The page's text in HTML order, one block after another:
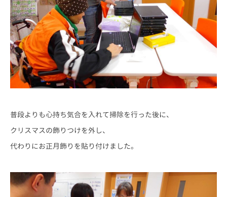
普段よりも心持ち気合を入れて掃除を行った後に、
クリスマスの飾りつけを外し、
代わりにお正月飾りを貼り付けました。